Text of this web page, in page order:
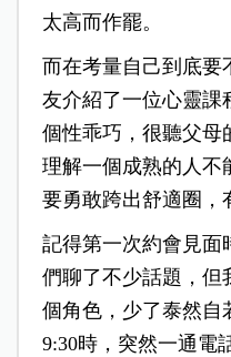
太高而作罷。
而在考量自己到底要
友介紹了一位心靈課
個性乖巧，很聽父母
理解一個成熟的人不
要勇敢跨出舒適圈，
記得第一次約會見面
們聊了不少話題，但
個角色，少了泰然自
9:30時，突然一通